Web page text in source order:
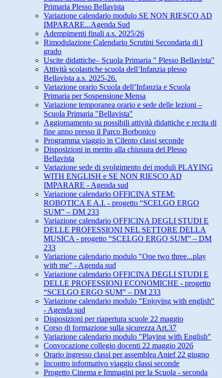
Primaria Plesso Bellavista
Variazione calendario modulo SE NON RIESCO AD
IMPARARE...Agenda Sud
Adempimenti finali a.s. 2025/26
Rimodulazione Calendario Scrutini Secondaria di I
grado
Uscite didattiche– Scuola Primaria " Plesso Bellavista"
Attività scolastiche scuola dell’Infanzia plesso
Bellavista a.s. 2025-26.
Variazione orario Scuola dell’Infanzia e Scuola
Primaria per Sospensione Mensa
Variazione temporanea orario e sede delle lezioni –
Scuola Primaria "Bellavista"
Aggiornamento su possibili attività didattiche e recita di
fine anno presso il Parco Borbonico
Programma viaggio in Cilento classi seconde
Disposizioni in merito alla chiusura del Plesso
Bellavista
Variazione sede di svolgimento dei moduli PLAYING
WITH ENGLISH e SE NON RIESCO AD
IMPARARE - Agenda sud
Variazione calendario OFFICINA STEM:
ROBOTICA E A.I. - progetto “SCELGO ERGO
SUM” – DM 233
Variazione calendario OFFICINA DEGLI STUDI E
DELLE PROFESSIONI NEL SETTORE DELLA
MUSICA - progetto “SCELGO ERGO SUM” – DM
233
Variazione calendario modulo "One two three...play
with me" - Agenda sud
Variazione calendario OFFICINA DEGLI STUDI E
DELLE PROFESSIONI ECONOMICHE - progetto
“SCELGO ERGO SUM” – DM 233
Variazione calendario modulo "Enjoying with english"
- Agenda sud
Disposizioni per riapertura scuole 22 maggio
Corso di formazione sulla sicurezza Art.37
Variazione calendario modulo "Playing with English"
Convocazione collegio docenti 22 maggio 2026
Orario ingresso classi per assemblea Anief 22 giugno
Incontro informativo viaggio classi seconde
Progetto Cinema e Immagini per la Scuola - seconda